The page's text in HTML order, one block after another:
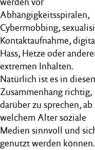
Abhängigkeitsspiralen,
Cybermobbing,
Kontaktaufnahme,
Hass, Hetze oder
extremen Inhalten.
Natürlich ist es in
Zusammenhang richtig,
darüber zu sprechen, ab
welchem Alter soziale
Medien sinnvoll und
genutzt werden